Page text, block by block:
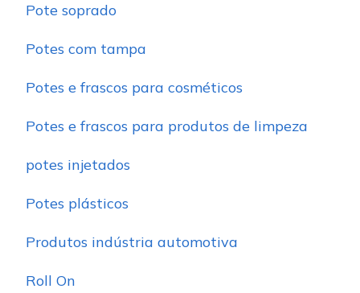
Pote soprado
Potes com tampa
Potes e frascos para cosméticos
Potes e frascos para produtos de limpeza
potes injetados
Potes plásticos
Produtos indústria automotiva
Roll On